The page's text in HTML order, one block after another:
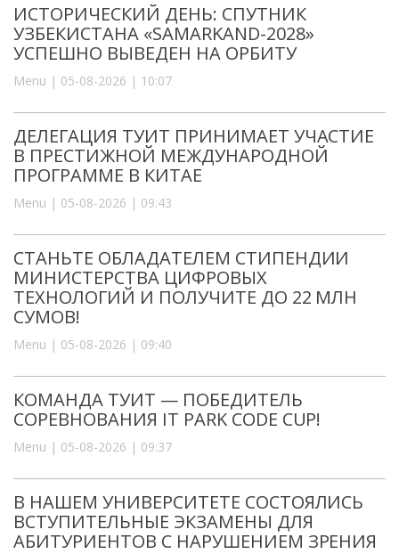
ИСТОРИЧЕСКИЙ ДЕНЬ: СПУТНИК
УЗБЕКИСТАНА «SAMARKAND-2028»
УСПЕШНО ВЫВЕДЕН НА ОРБИТУ
Menu | 05-08-2026 | 10:07
ДЕЛЕГАЦИЯ ТУИТ ПРИНИМАЕТ УЧАСТИЕ
В ПРЕСТИЖНОЙ МЕЖДУНАРОДНОЙ
ПРОГРАММЕ В КИТАЕ
Menu | 05-08-2026 | 09:43
СТАНЬТЕ ОБЛАДАТЕЛЕМ СТИПЕНДИИ
МИНИСТЕРСТВА ЦИФРОВЫХ
ТЕХНОЛОГИЙ И ПОЛУЧИТЕ ДО 22 МЛН
СУМОВ!
Menu | 05-08-2026 | 09:40
КОМАНДА ТУИТ — ПОБЕДИТЕЛЬ
СОРЕВНОВАНИЯ IT PARK CODE CUP!
Menu | 05-08-2026 | 09:37
В НАШЕМ УНИВЕРСИТЕТЕ СОСТОЯЛИСЬ
ВСТУПИТЕЛЬНЫЕ ЭКЗАМЕНЫ ДЛЯ
АБИТУРИЕНТОВ С НАРУШЕНИЕМ ЗРЕНИЯ